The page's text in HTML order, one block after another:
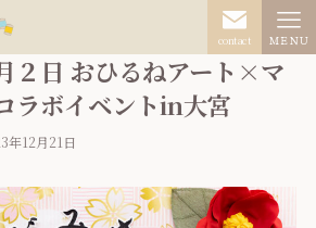
contact ＭＥＮＵ
２日 おひるねアート×マ
ボイベントin大宮
年12月21日